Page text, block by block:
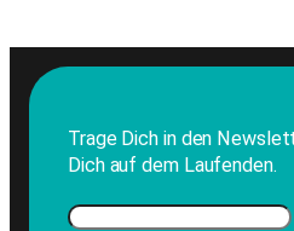
Trage Dich in den
Dich auf dem Laufenden.